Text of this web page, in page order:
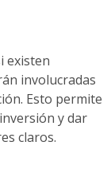
existen
involucradas
Esto permite
y dar
claros.